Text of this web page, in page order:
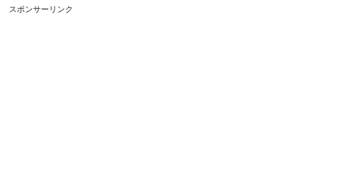
スポンサーリンク